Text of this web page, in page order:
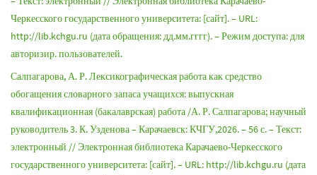
Черкесского государственного университета: [сайт]. – URL:
http://lib.kchgu.ru (дата обращения: дд.мм.гггг). – Режим доступа: для
авторизир. пользователей.
Салпагарова, А. Р. Лексикографическая работа как средство
обогащения словарного запаса учащихся: выпускная
квалификационная (бакалаврская) работа /А. Р. Салпагарова; научный
руководитель 3. К. Узденова – Карачаевск: КЧГУ,2026. – 56 с. – Текст:
электронный // Электронная библиотека Карачаево-Черкесского
государственного университета: [сайт]. – URL: http://lib.kchgu.ru (дата